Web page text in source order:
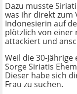
Dazu musste
was ihr direkt zum
Indonesierin auf
plötzlich von einer
attackiert und
Weil die 30-
Sorge Siriatis
Dieser habe sich
Frau zu suchen.